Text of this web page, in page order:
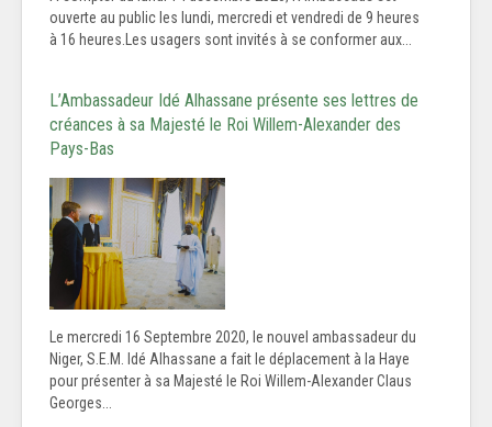
ouverte au public les lundi, mercredi et vendredi de 9 heures
à 16 heures.Les usagers sont invités à se conformer aux...
L’Ambassadeur Idé Alhassane présente ses lettres de
créances à sa Majesté le Roi Willem-Alexander des
Pays-Bas
Le mercredi 16 Septembre 2020, le nouvel ambassadeur du
Niger, S.E.M. Idé Alhassane a fait le déplacement à la Haye
pour présenter à sa Majesté le Roi Willem-Alexander Claus
Georges...